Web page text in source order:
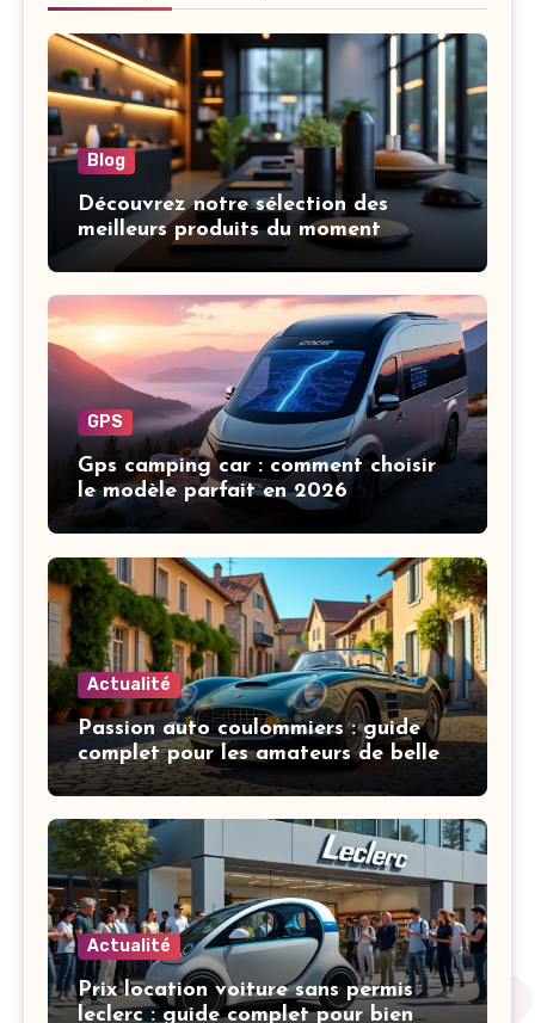
Blog
Découvrez notre sélection des
meilleurs produits du moment
GPS
Gps camping car : comment choisir
le modèle parfait en 2026
Actualité
Passion auto coulommiers : guide
complet pour les amateurs de belles
mécaniques
Actualité
Prix location voiture sans permis
leclerc : guide complet pour bien